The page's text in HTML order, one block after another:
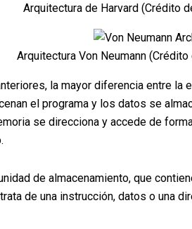
Arquitectura de Harvard (Crédito
Arquitectura Von Neumann
la mayor diferencia entre
el programa y los datos se
se direcciona y accede de
de almacenamiento, que
de una instrucción, datos o una